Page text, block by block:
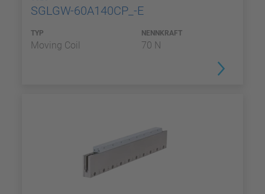
SGLGW-60A140CP_-E
TYP
Moving Coil
NENNKRAFT
70 N